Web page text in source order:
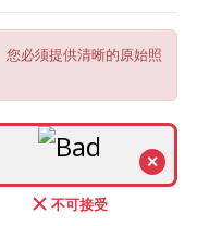
必须提供清晰的原始照
✕
不可接受